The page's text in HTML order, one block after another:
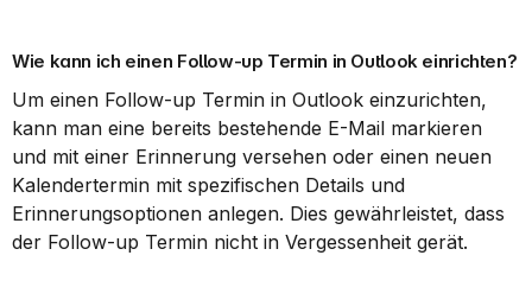
Wie kann ich einen Follow-up Termin in Outlook einrichten?
Um einen Follow-up Termin in Outlook einzurichten,
kann man eine bereits bestehende E-Mail markieren
und mit einer Erinnerung versehen oder einen neuen
Kalendertermin mit spezifischen Details und
Erinnerungsoptionen anlegen. Dies gewährleistet, dass
der Follow-up Termin nicht in Vergessenheit gerät.